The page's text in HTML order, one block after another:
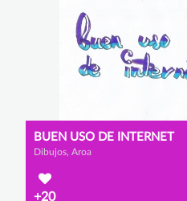
BUEN USO DE INTERNET
Dibujos, Aroa
+20